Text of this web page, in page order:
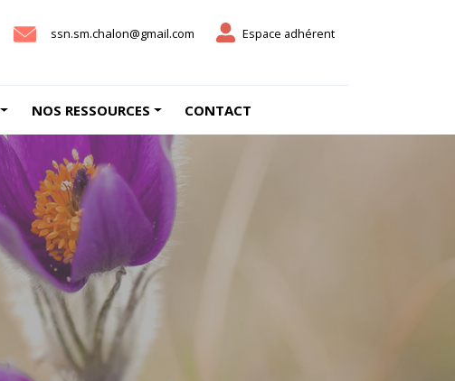
ssn.sm.chalon@gmail.com Espace adhérent
NOS RESSOURCES CONTACT